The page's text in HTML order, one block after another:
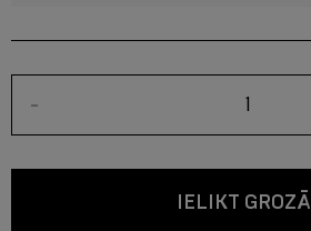
-
IELIKT GROZĀ